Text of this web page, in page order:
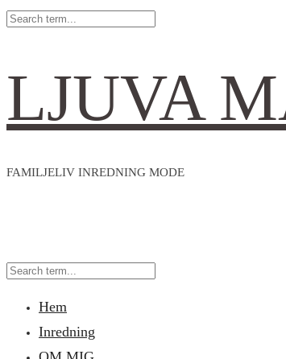
LJUVA
FAMILJELIV INREDNING MODE
Hem
Inredning